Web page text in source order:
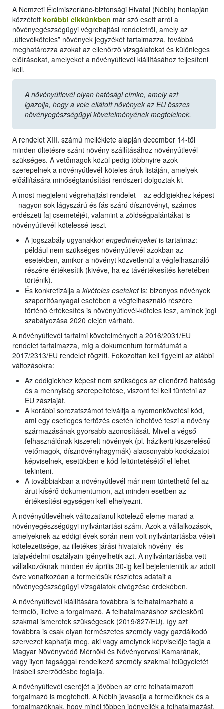
A Nemzeti Élelmiszerlánc-biztonsági Hivatal (Nébih) honlapján
közzétett korábbi cikkünkben már szó esett arról a
növényegészségügyi végrehajtási rendeletről, amely az
„útlevélköteles” növények jegyzékét tartalmazza, továbbá
meghatározza azokat az ellenőrző vizsgálatokat és különleges
előírásokat, amelyeket a növényútlevél kiállításához teljesíteni
kell.
A növényútlevél olyan hatósági címke, amely azt
igazolja, hogy a vele ellátott növények az EU összes
növényegészségügyi követelményének megfelelnek.
A rendelet XIII. számú melléklete alapján december 14-től
minden ültetésre szánt növény szállításához növényútlevél
szükséges. A vetőmagok közül pedig többnyire azok
szerepelnek a növényútlevél-köteles áruk listáján, amelyek
előállítására minőségtanúsítási rendszert dolgoztak ki.
A most megjelent végrehajtási rendelet – az eddigiekhez képest
– nagyon sok lágyszárú és fás szárú dísznövényt, számos
erdészeti faj csemetéjét, valamint a zöldségpalántákat is
növényútlevél-kötelessé teszi.
A jogszabály ugyanakkor engedményeketis tartalmaz:
például nem szükséges növényútlevél azokban az
esetekben, amikor a növényt közvetlenül a végfelhasználó
részére értékesítik (kivéve, ha ez távértékesítés keretében
történik).
És konkretizálja a kivételes eseteketis: bizonyos növények
szaporítóanyagai esetében a végfelhasználó részére
történő értékesítés is növényútlevél-köteles lesz, aminek jogi
szabályozása 2020 elején várható.
A növényútlevél tartalmi követelményeit a 2016/2031/EU
rendelet tartalmazza, míg a dokumentum formátumát a
2017/2313/EU rendelet rögzíti. Fokozottan kell figyelni az alábbi
változásokra:
Az eddigiekhez képest nem szükséges az ellenőrző hatóság
és a mennyiség szerepeltetése, viszont fel kell tüntetni az
EU zászlaját.
A korábbi sorozatszámot felváltja a nyomonkövetési kód,
ami egy esetleges fertőzés esetén lehetővé teszi a növény
származásának gyorsabb azonosítását. Mivel a végső
felhasználónak kiszerelt növények (pl. házikerti kiszerelésű
vetőmagok, dísznövényhagymák) alacsonyabb kockázatot
képviselnek, esetükben e kód feltüntetésétől el lehet
tekinteni.
A továbbiakban a növényútlevél már nem tüntethető fel az
árut kísérő dokumentumon, azt minden esetben az
értékesítési egységen kell elhelyezni.
A növényútlevélnek változatlanul kötelező eleme marad a
növényegészségügyi nyilvántartási szám. Azok a vállalkozások,
amelyeknek az eddigi évek során nem volt nyilvántartásba vételi
kötelezettsége, az illetékes járási hivatalok növény- és
talajvédelmi osztályain igényelhetik azt. A nyilvántartásba vett
vállalkozóknak minden év április 30-ig kell bejelenteniük az adott
évre vonatkozóan a termelésük részletes adatait a
növényegészségügyi vizsgálatok elvégzése érdekében.
A növényútlevél kiállítására továbbra is felhatalmazható a
termelő, illetve a forgalmazó. A felhatalmazáshoz széleskörű
szakmai ismeretek szükségesek (2019/827/EU), így azt
továbbra is csak olyan természetes személy vagy gazdálkodó
szervezet kaphatja meg, aki vagy amelynek képviselője tagja a
Magyar Növényvédő Mérnöki és Növényorvosi Kamarának,
vagy ilyen tagsággal rendelkező személy szakmai felügyeletét
írásbeli szerződésbe foglalja.
A növényútlevél cseréjét a jövőben az erre felhatalmazott
forgalmazó is megteheti. A Nébih javasolja a termelőknek és a
forgalmazóknak, hogy minél többen igényeljék a felhatalmazást.